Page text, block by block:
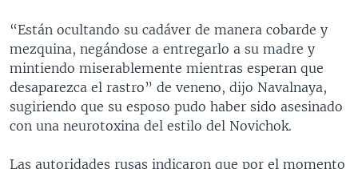
“Están ocultando su cadáver de manera cobarde y
mezquina, negándose a entregarlo a su madre y
mintiendo miserablemente mientras esperan que
desaparezca el rastro” de veneno, dijo Navalnaya,
sugiriendo que su esposo pudo haber sido asesinado
con una neurotoxina del estilo del Novichok.
Las autoridades rusas indicaron que por el momento